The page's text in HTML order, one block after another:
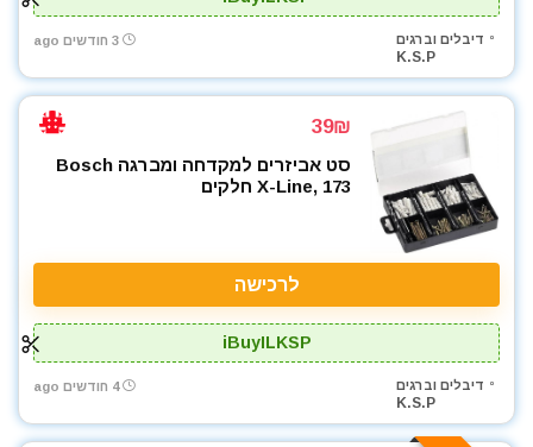
דיבלים וברגים
K.S.P
3 חודשים ago
39₪
סט אביזרים למקדחה ומברגה Bosch
X-Line, 173 חלקים
לרכישה
iBuyILKSP
דיבלים וברגים
K.S.P
4 חודשים ago